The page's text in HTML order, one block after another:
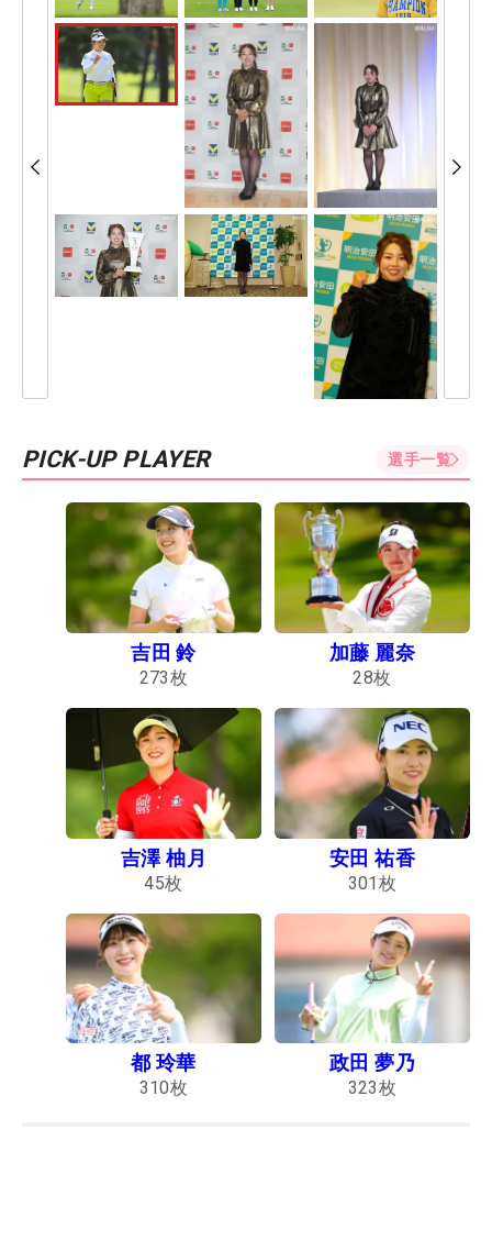
PICK-UP PLAYER 選手一覧
吉田 鈴
273枚
加藤 麗奈
28枚
吉澤 柚月
45枚
安田 祐香
301 枚
都 玲華
310枚
政田 夢乃
323枚